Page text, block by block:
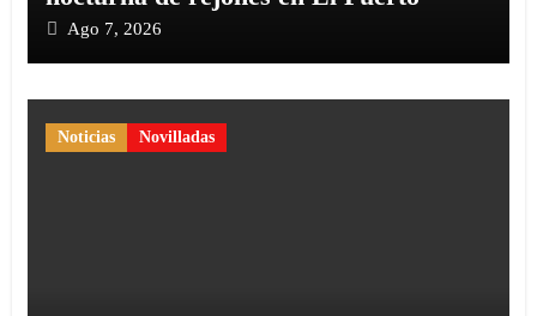
Ago 7, 2026
Noticias Novilladas